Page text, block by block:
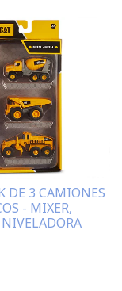
DE 3 CAMIONES
- MIXER,